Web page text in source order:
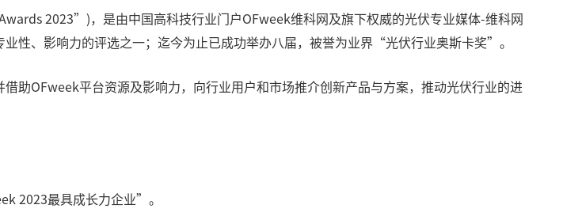
2023”)，是由中国高科技行业门户OFweek维科网及旗下权威的光伏专业媒体-维科网
性、影响力的评选之一；迄今为止已成功举办八届，被誉为业界“光伏行业奥斯卡奖”。
助OFweek平台资源及影响力，向行业用户和市场推介创新产品与方案，推动光伏行业的进
2023最具成长力企业”。